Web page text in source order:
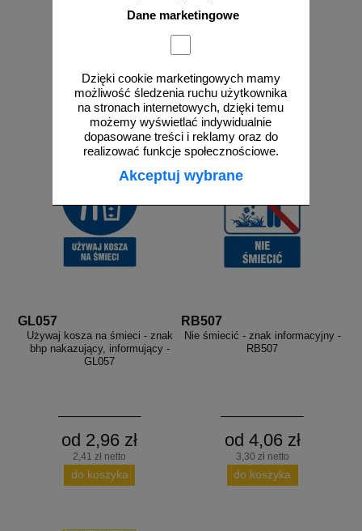
Dane marketingowe
Dzięki cookie marketingowych mamy
możliwość śledzenia ruchu użytkownika
na stronach internetowych, dzięki temu
możemy wyświetlać indywidualnie
dopasowane treści i reklamy oraz do
realizować funkcje społecznościowe.
Akceptuj wybrane
19,29 zł netto
do koszyka
5,27 zł netto
do koszyka
GL057
Używaj kosza na śmieci - znak
bhp nakazujący, informujący -
GL057
od 2,96 zł
2,41 zł netto
do koszyka
RB507
Nie śmiecić - znak informacyjny -
RB507
od 4,06 zł
3,30 zł netto
do koszyka